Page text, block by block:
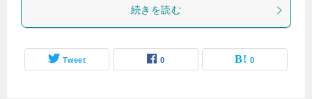
続きを読む
Tweet 0 0